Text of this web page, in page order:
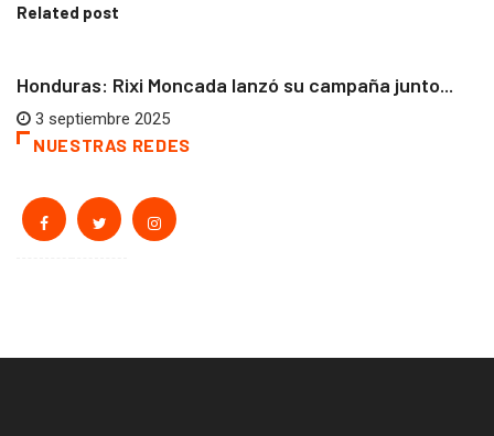
Related post
Honduras: Rixi Moncada lanzó su campaña junto...
3 septiembre 2025
NUESTRAS REDES